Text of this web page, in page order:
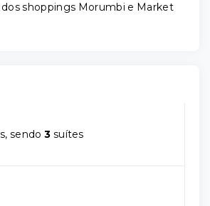
shoppings Morumbi e Market
sendo3 suítes